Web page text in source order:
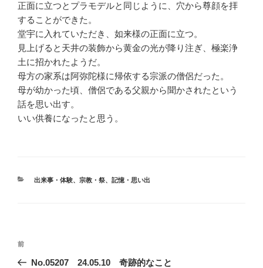
正面に立つとプラモデルと同じように、穴から尊顔を拝
することができた。
堂宇に入れていただき、如来様の正面に立つ。
見上げると天井の装飾から黄金の光が降り注ぎ、極楽浄
土に招かれたようだ。
母方の家系は阿弥陀様に帰依する宗派の僧侶だった。
母が幼かった頃、僧侶である父親から聞かされたという
話を思い出す。
いい供養になったと思う。
カ
出来事・体験、 宗教・祭、 記憶・思い出
投
前
の
前
No.05207 24.05.10 奇跡的なこと